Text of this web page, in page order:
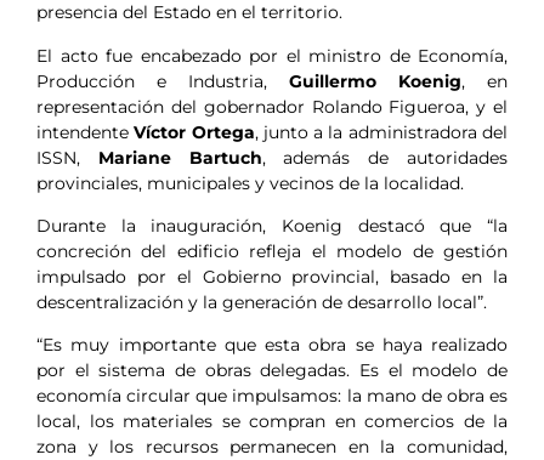
presencia del Estado en el territorio.
El acto fue encabezado por el ministro de Economía,
Producción e Industria, Guillermo Koenig, en
representación del gobernador Rolando Figueroa, y el
intendenteVíctor Ortega, junto a la administradora del
ISSN, Mariane Bartuch, además de autoridades
provinciales, municipales y vecinos de la localidad.
Durante la inauguración, Koenig destacó que “la
concreción del edificio refleja el modelo de gestión
impulsado por el Gobierno provincial, basado en la
descentralización y la generación de desarrollo local”.
“Es muy importante que esta obra se haya realizado
por el sistema de obras delegadas. Es el modelo de
economía circular que impulsamos: la mano de obra es
local, los materiales se compran en comercios de la
zona y los recursos permanecen en la comunidad,